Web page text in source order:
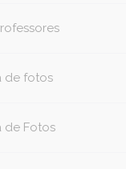
de fotos
de Fotos